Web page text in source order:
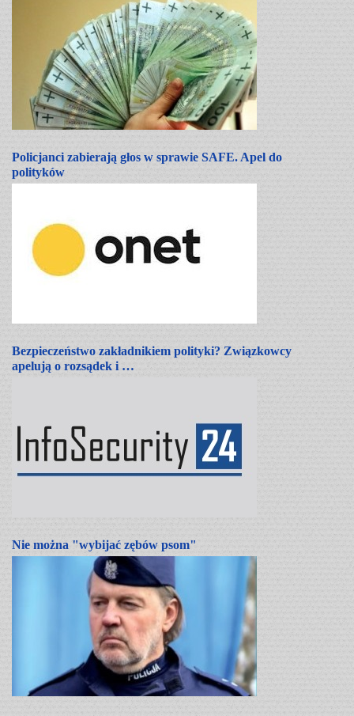
Policjanci zabierają głos w sprawie SAFE. Apel do
polityków
Bezpieczeństwo zakładnikiem polityki? Związkowcy
apelują o rozsądek i …
Nie można "wybijać zębów psom"